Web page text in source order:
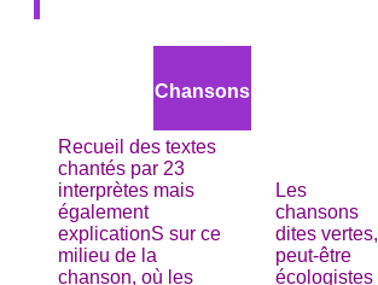
Chansons
Recueil des textes
chantés par 23
interprètes mais
également
explicationS sur ce
milieu de la
chanson, où les
Les
chansons
dites vertes,
peut-être
écologistes